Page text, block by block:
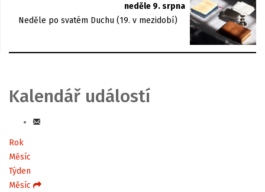
neděle 9. srpna
Neděle po svatém Duchu (19. v mezidobí)
Kalendář událostí
Rok
Měsíc
Týden
Měsíc